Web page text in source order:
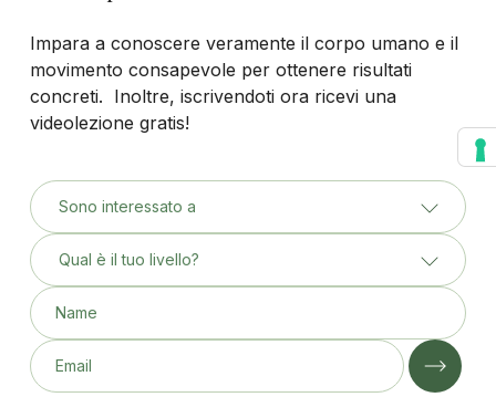
Impara a conoscere veramente il corpo umano e il
movimento consapevole per ottenere risultati
concreti. Inoltre, iscrivendoti ora ricevi una
videolezione gratis!
Sono interessato a
Qual è il tuo livello?
Name
Email